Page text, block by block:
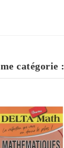
catégorie :